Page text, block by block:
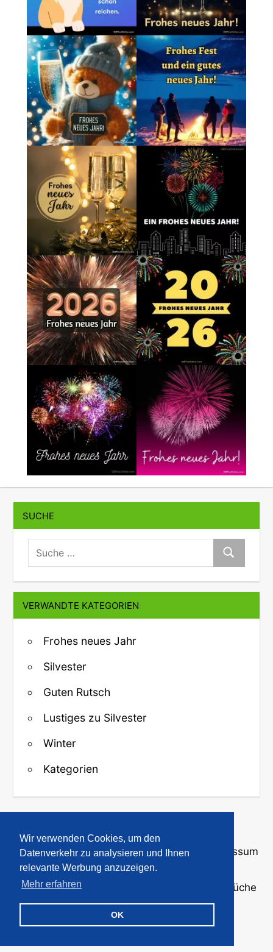
Wir verwenden Cookies, um den
Datenverkehr zu analysieren und Ihnen
relevante Werbung anzuzeigen.
Mehr erfahren
OK
SUCHE
suche:
Suche
VERWANDTE KATEGORIEN
Frohes neues Jahr
Silvester
Guten Rutsch
Lustiges zu Silvester
Winter
Kategorien
↑ Zurück zum Anfang
Über uns·Kontakt·Datenschutz Impressum
© 2008-2026
· Bilder und Sprüche
für WhatsApp und Profile